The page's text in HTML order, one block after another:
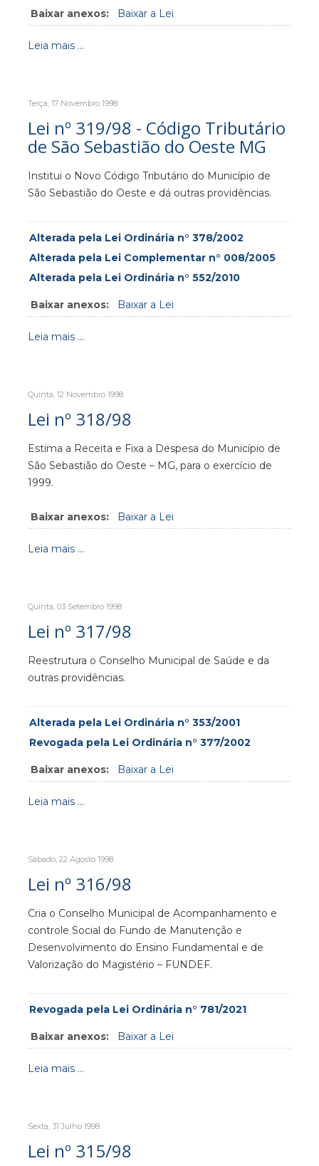
Baixar anexos: Baixar a Lei
Leia mais ...
Terça, 17 Novembro 1998
Lei nº 319/98 - Código Tributário
de São Sebastião do Oeste MG
Institui o Novo Código Tributário do Município de
São Sebastião do Oeste e dá outras providências.
Alterada pela Lei Ordinária n° 378/2002
Alterada pela Lei Complementar n° 008/2005
Alterada pela Lei Ordinária n° 552/2010
Baixar anexos: Baixar a Lei
Leia mais ...
Quinta, 12 Novembro 1998
Lei nº 318/98
Estima a Receita e Fixa a Despesa do Município de
São Sebastião do Oeste – MG, para o exercício de
1999.
Baixar anexos: Baixar a Lei
Leia mais ...
Quinta, 03 Setembro 1998
Lei nº 317/98
Reestrutura o Conselho Municipal de Saúde e da
outras providências.
Alterada pela Lei Ordinária n° 353/2001
Revogada pela Lei Ordinária n° 377/2002
Baixar anexos: Baixar a Lei
Leia mais ...
Sábado, 22 Agosto 1998
Lei nº 316/98
Cria o Conselho Municipal de Acompanhamento e
controle Social do Fundo de Manutenção e
Desenvolvimento do Ensino Fundamental e de
Valorização do Magistério – FUNDEF.
Revogada pela Lei Ordinária n° 781/2021
Baixar anexos: Baixar a Lei
Leia mais ...
Sexta, 31 Julho 1998
Lei nº 315/98